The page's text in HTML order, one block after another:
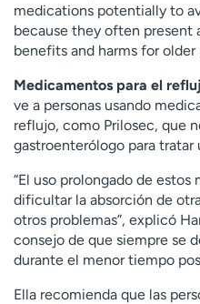
medications potentially to
because they often present
benefits and harms for older
Medicamentos para el
ve a personas usando
reflujo, como Prilosec, que
gastroenterólogo para tratar
“El uso prolongado de
dificultar la absorción de
otros problemas”, explicó
consejo de que siempre se
durante el menor tiempo
Ella recomienda que las